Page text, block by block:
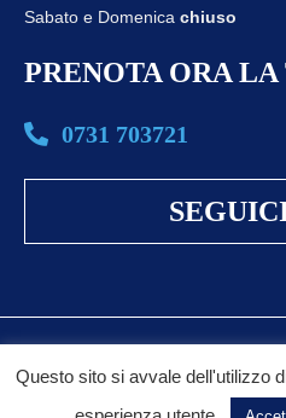
Sabato e Domenica chiuso
PRENOTA ORA
0731 703721
COOKIE
Questo sito si avvale dell'utilizzo